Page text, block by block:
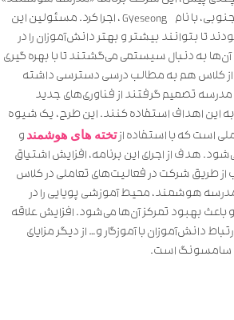
خود را دریکی از مدارس کره‌جنوبی، با نام Gyeseong ، اجرا کرد. مسئولین این
تا بتوانند بیشتر و بهتر دانش‌آموزان را در
آن‌ها به دنبال سیستمی می‌گشتند تا با بهره ‌گیری
از کلاس هم به مطالب درسی دسترسی داشته
تصمیم گرفتند از فناوری‌های جدید
این اهداف استفاده کنند. این طرح، یک شیوه
است که با استفاده ازتخته های هوشمند و
هدف از اجرای این برنامه، افزایش اشتیاق
از طریق شرکت در فعالیت‌های تعاملی در کلاس
هوشمند، محیط آموزشی پویایی را در
باعث بهبود تمرکز آن‌ها می‌شود. افزایش علاقه
دانش‌آموزان با آموزگار و … از دیگر مزایای
است.